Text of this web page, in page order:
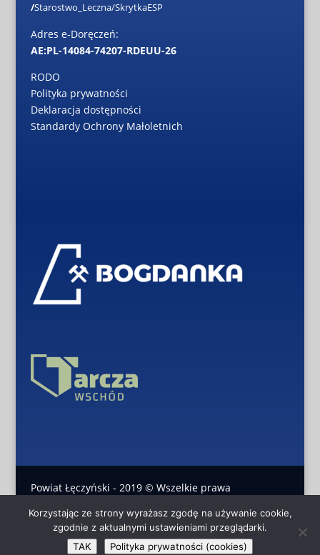
/Starostwo_Leczna/SkrytkaESP
Adres e-Doręczeń:
AE:PL-14084-74207-RDEUU-26
RODO
Polityka prywatności
Deklaracja dostępności
Standardy Ochrony Małoletnich
Powiat Łęczyński - 2019 © Wszelkie prawa
zastrzeżone
Projekt i realizacja:
Korzystając ze strony wyrażasz zgodę na używanie cookie,
zgodnie z aktualnymi ustawieniami przeglądarki.
TAK
Polityka prywatności (cookies)